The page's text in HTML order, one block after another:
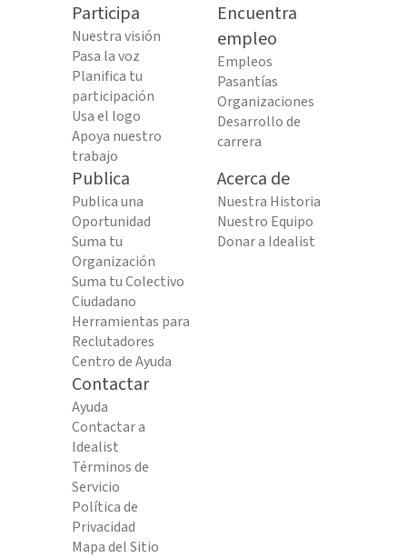
Participa
Nuestra visión
Pasa la voz
Planifica tu
participación
Usa el logo
Apoya nuestro
trabajo
Encuentra
empleo
Empleos
Pasantías
Organizaciones
Desarrollo de
carrera
Publica
Publica una
Oportunidad
Suma tu
Organización
Suma tu Colectivo
Ciudadano
Herramientas para
Reclutadores
Centro de Ayuda
Acerca de
Nuestra Historia
Nuestro Equipo
Donar a Idealist
Contactar
Ayuda
Contactar a
Idealist
Términos de
Servicio
Política de
Privacidad
Mapa del Sitio